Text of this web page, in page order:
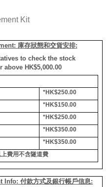
Kit
庫存狀態和交貨安排:
to check the stock
HK$5,000.00
*HK$250.00
*HK$150.00
*HK$250.00
*HK$350.00
*HK$350.00
上費用不含隧道費
付款方式及銀行帳戶信息: